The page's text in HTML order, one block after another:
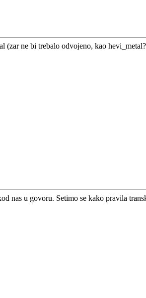
ne bi trebalo odvojeno, kao
nas u govoru. Setimo se kako pravila